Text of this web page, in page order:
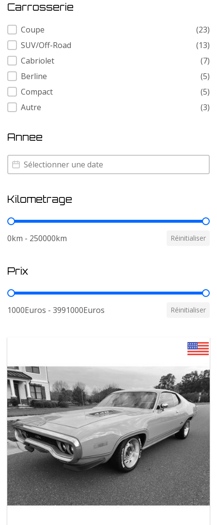
Carrosserie
Carrosserie
Coupe
(23)
SUV/Off-Road
(13)
Cabriolet
(7)
Berline
(5)
Compact
(5)
Autre
(3)
Annee
Annee
Annee
Kilometrage
Kilometrage
0km - 250000km Réinitialiser
Prix
Prix
1000Euros - 3991000Euros Réinitialiser